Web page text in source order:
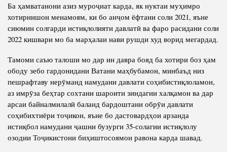
Ба ҳамватанони азиз муроҷиат карда, як нуктаи муҳимро
хотирнишон менамоям, ки бо анҷом ёфтани соли 2021, яъне
сиюмин солгарди истиқлолияти давлатӣ ва фаро расидани соли
2022 кишвари мо ба марҳалаи нави рушди худ ворид мегардад.
Тамоми саъю талоши мо дар ин давра бояд ба хотири боз ҳам
ободу зебо гардонидани Ватани маҳбубамон, минбаъд низ
пешрафтаву нерӯманд намудани давлати соҳибистиқлоламон,
аз имрӯза беҳтар сохтани шароити зиндагии халқамон ва дар
арсаи байналмилалӣ баланд бардоштани обрӯи давлати
соҳибихтиёри тоҷикон, яъне бо дастовардҳои арзанда
истиқбол намудани ҷашни бузурги 35-солагии истиқлолу
озодии Тоҷикистони биҳиштосоямон равона карда шавад.